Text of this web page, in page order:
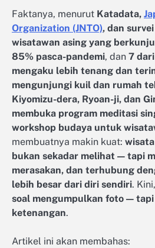
Faktanya, menurut Katadata,
Organization (JNTO), dan
wisatawan asing yang
85% pasca-pandemi, dan 7
mengaku lebih tenang dan
mengunjungi kuil dan rumah
Kiyomizu-dera, Ryoan-ji, dan
membuka program meditasi
workshop budaya untuk
membuatnya makin kuat:
bukan sekadar melihat — tapi
merasakan, dan terhubung
lebih besar dari diri sendiri. Kini,
soal mengumpulkan foto —
ketenangan.
Artikel ini akan membahas: